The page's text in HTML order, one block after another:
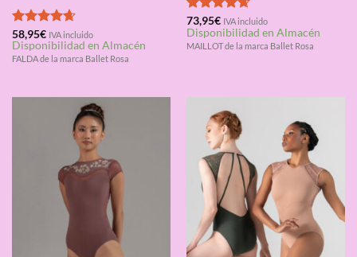
Valorado
con4.67
de 5
58,95€ IVA incluido
Disponibilidad en Almacén
FALDA de la marca Ballet Rosa
Valorado
con4.67
de 5
73,95€ IVA incluido
Disponibilidad en Almacén
MAILLOT de la marca Ballet Rosa